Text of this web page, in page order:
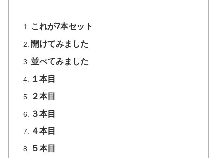
これが7本セット
開けてみました
並べてみました
１本目
２本目
３本目
４本目
５本目